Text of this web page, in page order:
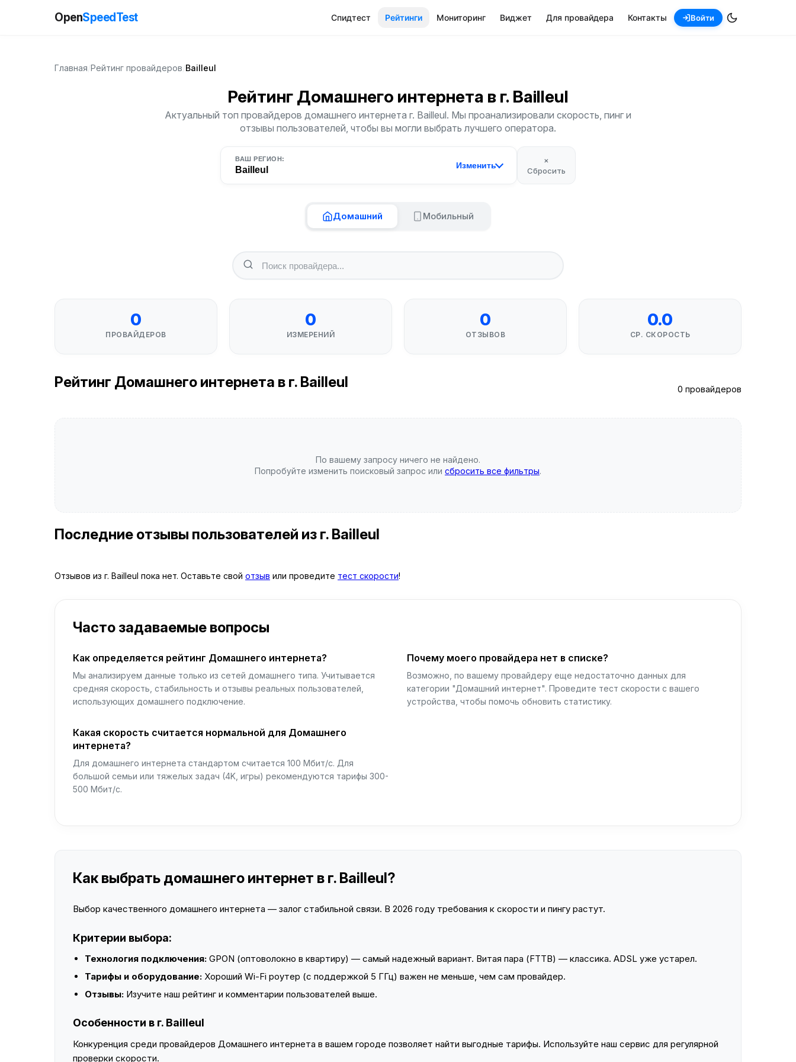
OpenSpeedTest Спидтест Рейтинги Мониторинг Виджет Для провайдера Контакты Войти
Главная Рейтинг провайдеров Bailleul
Рейтинг Домашнего интернета в г. Bailleul
Актуальный топ провайдеров домашнего интернета г. Bailleul. Мы проанализировали скорость, пинг и
отзывы пользователей, чтобы вы могли выбрать лучшего оператора.
ВАШ РЕГИОН:
Bailleul Изменить
×
Сбросить
Домашний Мобильный
0
ПРОВАЙДЕРОВ
0
ИЗМЕРЕНИЙ
0
ОТЗЫВОВ
0.0
СР. СКОРОСТЬ
Рейтинг Домашнего интернета в г. Bailleul 0 провайдеров
По вашему запросу ничего не найдено.
Попробуйте изменить поисковый запрос или сбросить все фильтры.
Последние отзывы пользователей из г. Bailleul
Отзывов из г. Bailleul пока нет. Оставьте свой отзыв или проведите тест скорости!
Часто задаваемые вопросы
Как определяется рейтинг Домашнего интернета?
Мы анализируем данные только из сетей домашнего типа. Учитывается
средняя скорость, стабильность и отзывы реальных пользователей,
использующих домашнего подключение.
Почему моего провайдера нет в списке?
Возможно, по вашему провайдеру еще недостаточно данных для
категории "Домашний интернет". Проведите тест скорости с вашего
устройства, чтобы помочь обновить статистику.
Какая скорость считается нормальной для Домашнего
интернета?
Для домашнего интернета стандартом считается 100 Мбит/с. Для
большой семьи или тяжелых задач (4K, игры) рекомендуются тарифы 300-
500 Мбит/с.
Как выбрать домашнего интернет в г. Bailleul?
Выбор качественного домашнего интернета — залог стабильной связи. В 2026 году требования к скорости и пингу растут.
Критерии выбора:
Технология подключения: GPON (оптоволокно в квартиру) — самый надежный вариант. Витая пара (FTTB) — классика. ADSL уже устарел.
Тарифы и оборудование: Хороший Wi-Fi роутер (с поддержкой 5 ГГц) важен не меньше, чем сам провайдер.
Отзывы: Изучите наш рейтинг и комментарии пользователей выше.
Особенности в г. Bailleul
Конкуренция среди провайдеров Домашнего интернета в вашем городе позволяет найти выгодные тарифы. Используйте наш сервис для регулярной
проверки скорости.